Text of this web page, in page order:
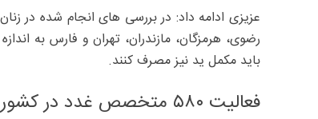
رضوی، هرمزگان، مازندران، تهران و فارس به
باید مکمل ید نیز مصرف کنند.
فعالیت ۵۸۰ متخصص غدد در کشور